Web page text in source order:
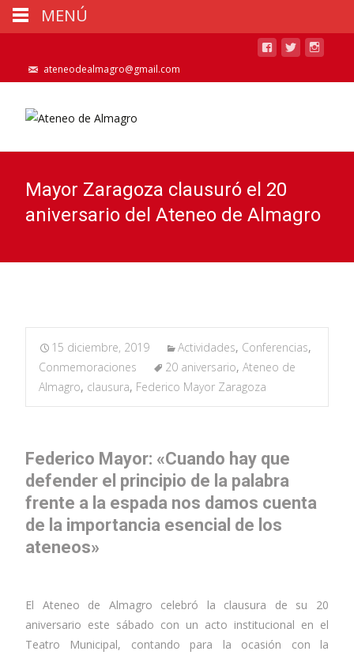
ateneodealmagro@gmail.com
Mayor Zaragoza clausuró el 20
aniversario del Ateneo de Almagro
15 diciembre, 2019 Actividades, Conferencias,
Conmemoraciones
20 aniversario, Ateneo de
Almagro, clausura, Federico Mayor Zaragoza
Federico Mayor: «Cuando hay que
defender el principio de la palabra
frente a la espada nos damos cuenta
de la importancia esencial de los
ateneos»
El Ateneo de Almagro celebró la clausura de su 20
aniversario este sábado con un acto institucional en el
Teatro Municipal, contando para la ocasión con la
MENÚ